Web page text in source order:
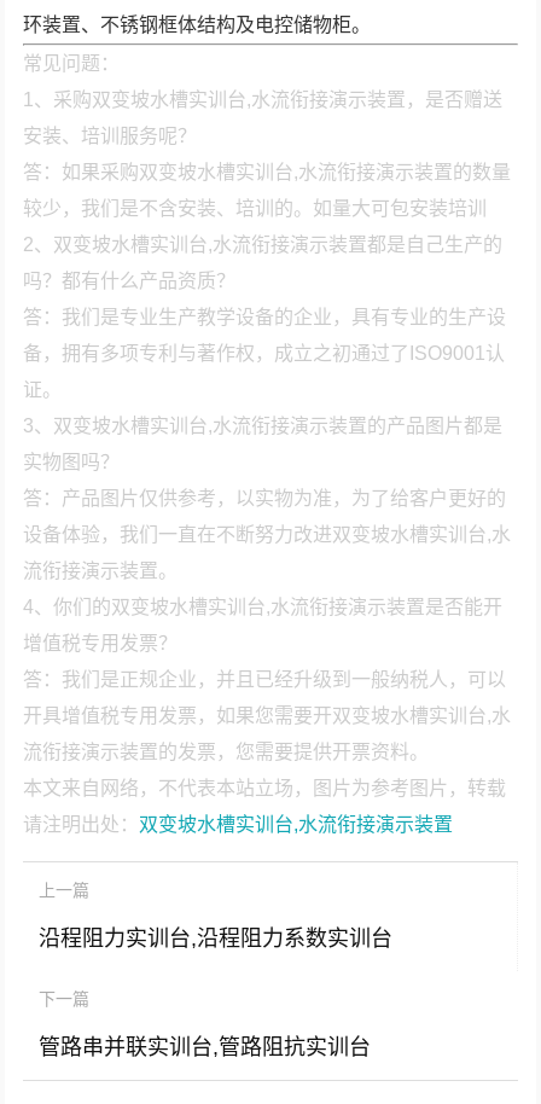
环装置、不锈钢框体结构及电控储物柜。
常见问题：
1、采购双变坡水槽实训台,水流衔接演示装置，是否赠送
安装、培训服务呢？
答：如果采购双变坡水槽实训台,水流衔接演示装置的数量
较少，我们是不含安装、培训的。如量大可包安装培训
2、双变坡水槽实训台,水流衔接演示装置都是自己生产的
吗？都有什么产品资质？
答：我们是专业生产教学设备的企业，具有专业的生产设
备，拥有多项专利与著作权，成立之初通过了ISO9001认
证。
3、双变坡水槽实训台,水流衔接演示装置的产品图片都是
实物图吗？
答：产品图片仅供参考，以实物为准，为了给客户更好的
设备体验，我们一直在不断努力改进双变坡水槽实训台,水
流衔接演示装置。
4、你们的双变坡水槽实训台,水流衔接演示装置是否能开
增值税专用发票？
答：我们是正规企业，并且已经升级到一般纳税人，可以
开具增值税专用发票，如果您需要开双变坡水槽实训台,水
流衔接演示装置的发票，您需要提供开票资料。
本文来自网络，不代表本站立场，图片为参考图片，转载
请注明出处： 双变坡水槽实训台,水流衔接演示装置
上一篇
沿程阻力实训台,沿程阻力系数实训台
下一篇
管路串并联实训台,管路阻抗实训台